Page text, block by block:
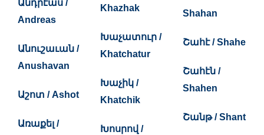
Անդրէաս /
Andreas
Անուշաւան /
Anushavan
Աշոտ / Ashot
Առաքել /
Khazhak
Խաչատուր /
Khatchatur
Խաչիկ /
Khatchik
Խոսրով /
Shahan
Շահէ / Shahe
Շահէն /
Shahen
Շանթ / Shant